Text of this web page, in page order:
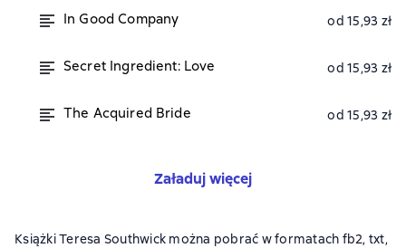
In Good Company od 15,93 zł
Secret Ingredient: Love od 15,93 zł
The Acquired Bride od 15,93 zł
Załaduj więcej
Książki Teresa Southwick można pobrać w formatach fb2, txt,